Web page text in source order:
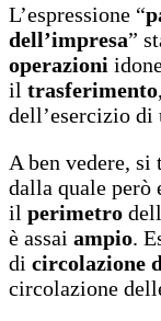
L’espressione “
dell’impresa”
operazioni
il trasferimento,
dell’esercizio di
A ben vedere, si
dalla quale però
il perimetro
è assai ampio.
di circolazione
circolazione